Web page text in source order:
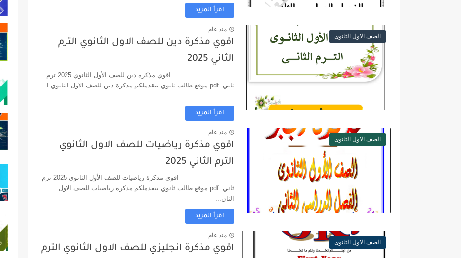
اقرأ المزيد
الصف الاول الثانوى
منذ عام
اقوي مذكرة دين للصف الاول الثانوي الترم
الثاني 2025
اقوي مذكرة دين للصف الأول الثانوي 2025 ترم
ثاني pdf موقع طالب ثانوي بيقدملكم مذكرة دين للصف الاول الثانوي ا...
اقرأ المزيد
الصف الاول الثانوى
منذ عام
اقوي مذكرة رياضيات للصف الاول الثانوي
الترم الثاني 2025
اقوي مذكرة رياضيات للصف الأول الثانوي 2025 ترم
ثاني pdf موقع طالب ثانوي بيقدملكم مذكرة رياضيات للصف الاول
الثان...
اقرأ المزيد
الصف الاول الثانوى
منذ عام
اقوي مذكرة انجليزي للصف الاول الثانوي الترم